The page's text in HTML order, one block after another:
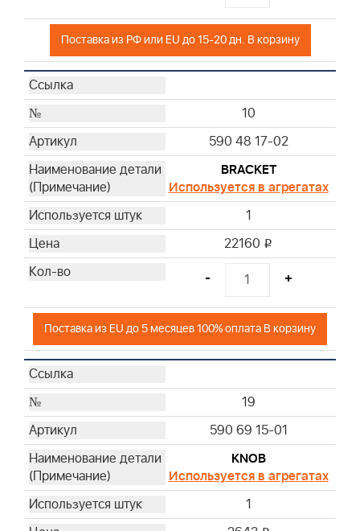
Поставка из РФ или EU до 15-20 дн. В корзину
10
590 48 17-02
BRACKET
Используется в агрегатах
1
22160 i
- +
Поставка из EU до 5 месяцев 100% оплата В корзину
19
590 69 15-01
KNOB
Используется в агрегатах
1